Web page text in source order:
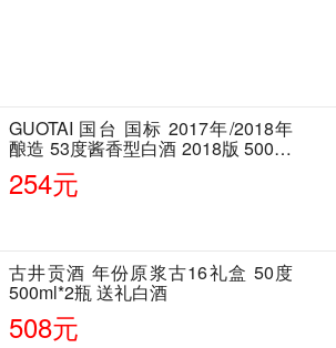
GUOTAI 国台 国标 2017年/2018年
酿造 53度酱香型白酒 2018版 500ml
单瓶装
254元
古井贡酒 年份原浆古16礼盒 50度
500ml*2瓶 送礼白酒
508元